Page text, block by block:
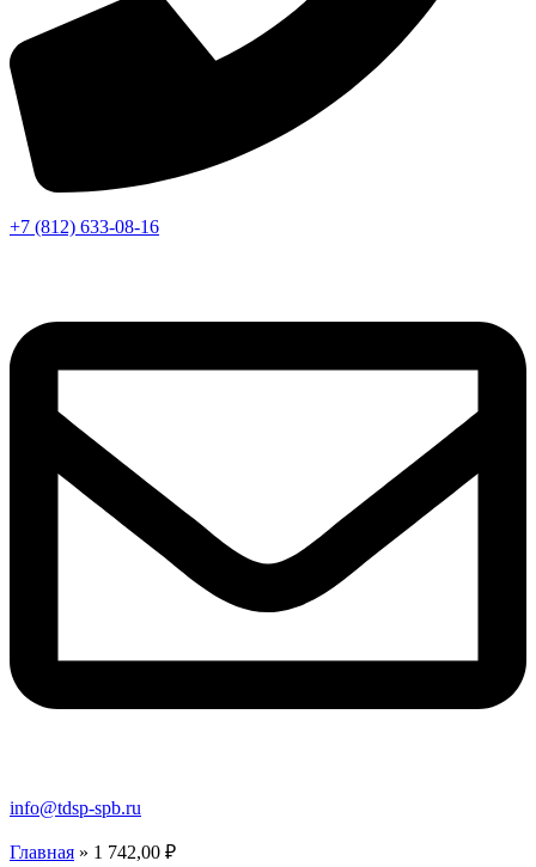
+7 (812) 633-08-16
info@tdsp-spb.ru
Главная » 1 742,00 ₽